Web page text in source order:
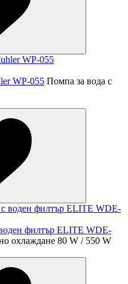
WP-055 Помпа за вода с
филтър ELITE WDE-
охлаждане 80 W / 550 W